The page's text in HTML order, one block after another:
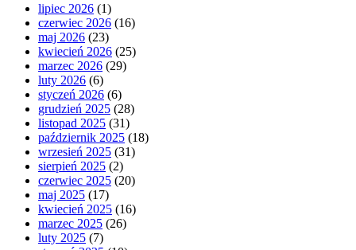
lipiec 2026 (1)
czerwiec 2026 (16)
maj 2026 (23)
kwiecień 2026 (25)
marzec 2026 (29)
luty 2026 (6)
styczeń 2026 (6)
grudzień 2025 (28)
listopad 2025 (31)
październik 2025 (18)
wrzesień 2025 (31)
sierpień 2025 (2)
czerwiec 2025 (20)
maj 2025 (17)
kwiecień 2025 (16)
marzec 2025 (26)
luty 2025 (7)